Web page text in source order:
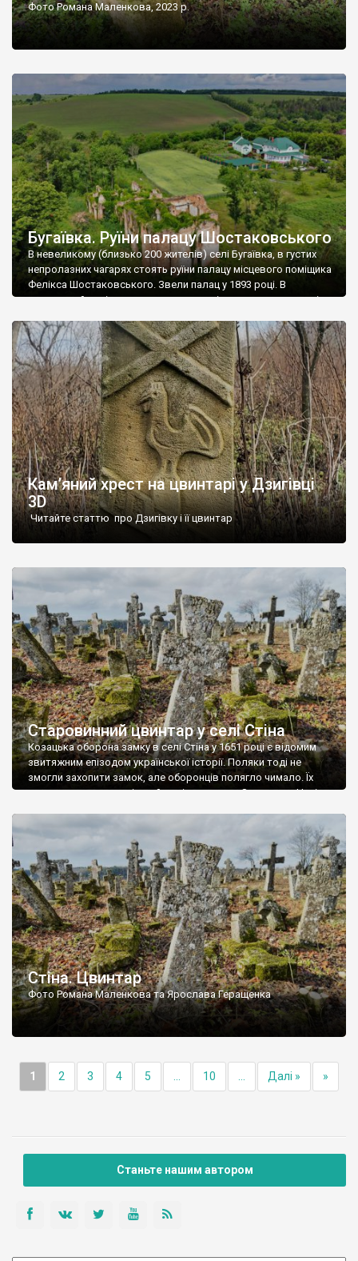
Фото Романа Маленкова, 2023 р.
Бугаївка. Руїни палацу Шостаковського
В невеликому (близько 200 жителів) селі Бугаївка, в густих
непролазних чагарях стоять руїни палацу місцевого поміщика
Фелікса Шостаковського. Звели палац у 1893 році. В
радянський період у ньому спочатку містилася школа, потім
століття тут розмістили туберкульозну лікарню. Коли із
палацу виїхала лікарня – ми точно не […]
Кам’яний хрест на цвинтарі у Дзигівці
3D
Читайте статтю про Дзигівку і її цвинтар
Старовинний цвинтар у селі Стіна
Козацька оборона замку в селі Стіна у 1651 році є відомим
звитяжним епізодом української історії. Поляки тоді не
змогли захопити замок, але оборонців полягло чимало. Їх
поховали на цвинтарі, який тоді називався Замковим. Нині на
ньому чимало хрестів 19 століття, є такі, де епітафії стер […]
Стіна. Цвинтар
Фото Романа Маленкова та Ярослава Геращенка
1 2 3 4 5 10 Далі » »
Станьте нашим автором